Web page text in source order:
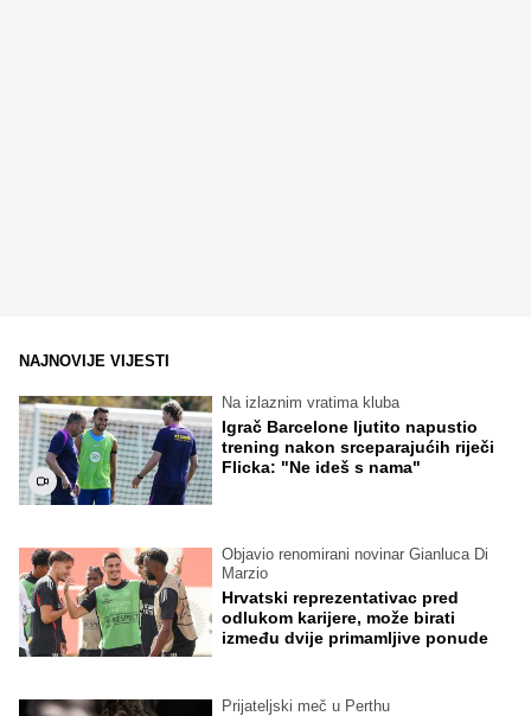
NAJNOVIJE VIJESTI
Na izlaznim vratima kluba
Igrač Barcelone ljutito napustio
trening nakon srceparajućih riječi
Flicka: "Ne ideš s nama"
Objavio renomirani novinar Gianluca Di
Marzio
Hrvatski reprezentativac pred
odlukom karijere, može birati
između dvije primamljive ponude
Prijateljski meč u Perthu